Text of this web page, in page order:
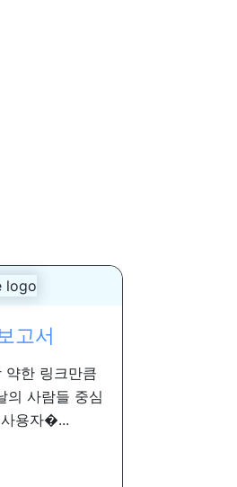
고서
약한 링크만큼
의 사람들 중심
용자�...